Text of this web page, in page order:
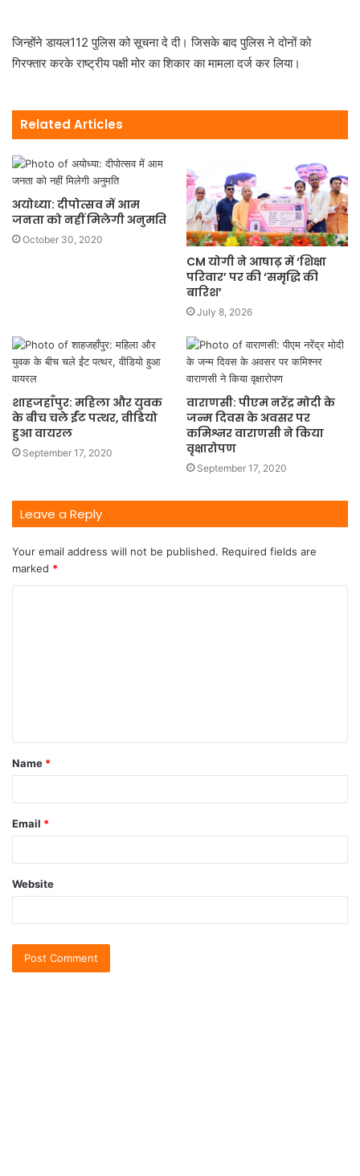
जिन्होंने डायल112 पुलिस को सूचना दे दी। जिसके बाद पुलिस ने दोनों को
गिरफ्तार करके राष्ट्रीय पक्षी मोर का शिकार का मामला दर्ज कर लिया।
Related Articles
अयोध्या: दीपोत्सव में आम
जनता को नहीं मिलेगी अनुमति
October 30, 2020
CM योगी ने आषाढ़ में ‘शिक्षा
परिवार’ पर की ‘समृद्धि की
बारिश’
July 8, 2026
शाहजहाँपुर: महिला और युवक
के बीच चले ईंट पत्थर, वीडियो
हुआ वायरल
September 17, 2020
वाराणसी: पीएम नरेंद्र मोदी के
जन्म दिवस के अवसर पर
कमिश्नर वाराणसी ने किया
वृक्षारोपण
September 17, 2020
Leave a Reply
Your email address will not be published. Required fields are
marked *
Name *
Email *
Website